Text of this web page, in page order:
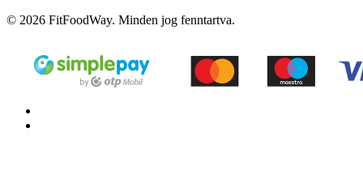
© 2026 FitFoodWay. Minden jog fenntartva.